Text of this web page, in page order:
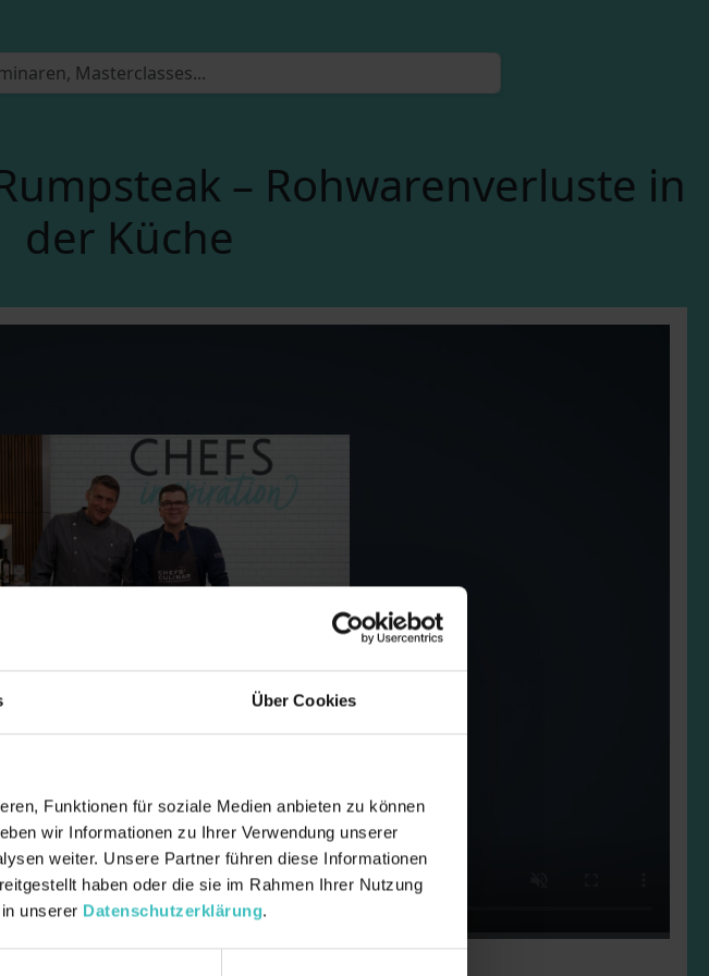
Über Cookies
Funktionen für soziale Medien anbieten zu können
wir Informationen zu Ihrer Verwendung unserer
weiter. Unsere Partner führen diese Informationen
haben oder die sie im Rahmen Ihrer Nutzung
unserer Datenschutzerklärung.
– Rohwarenverluste in
der Küche
Video starten